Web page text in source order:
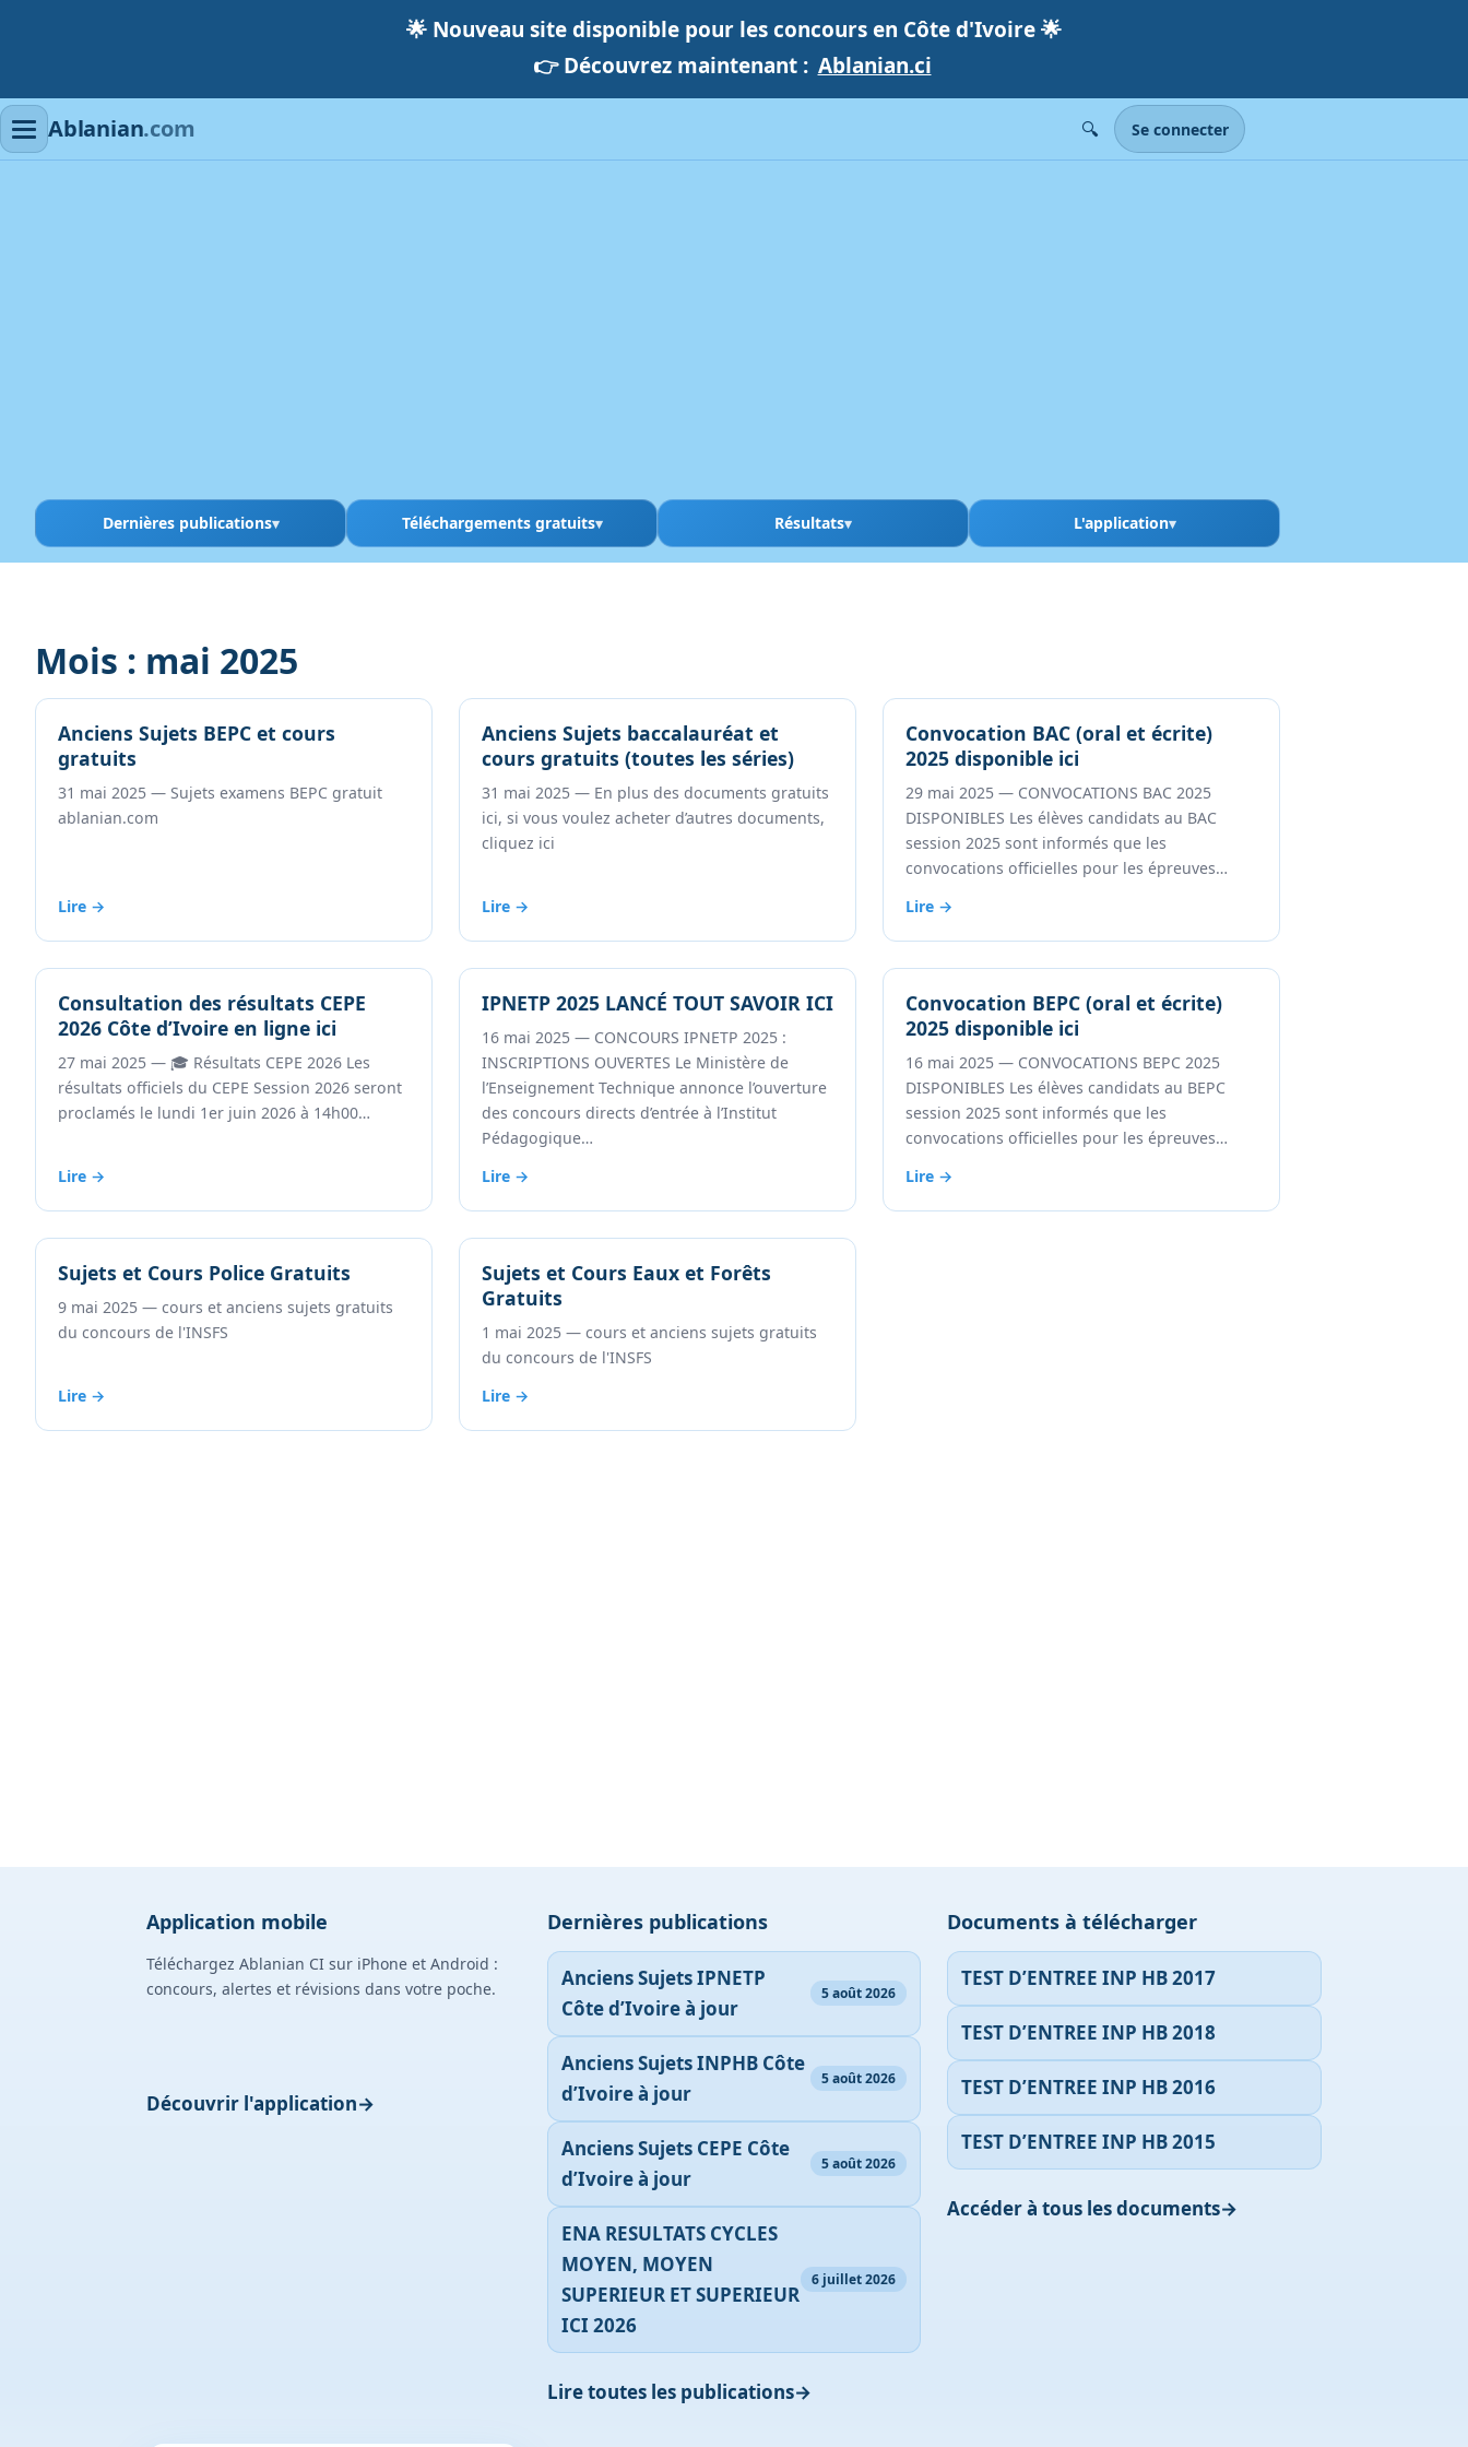
🌟 Nouveau site disponible pour les concours en Côte d'Ivoire🌟
👉 Découvrez maintenant : Ablanian.ci
Ablanian.com 🔍 Se connecter
Dernières publications Téléchargements gratuits Résultats L'application
Mois : mai 2025
Anciens Sujets BEPC et cours
gratuits
31 mai 2025 — Sujets examens BEPC gratuit
ablanian.com
Lire →
Anciens Sujets baccalauréat et
cours gratuits (toutes les séries)
31 mai 2025 — En plus des documents gratuits
ici, si vous voulez acheter d’autres documents,
cliquez ici
Lire →
Convocation BAC (oral et écrite)
2025 disponible ici
29 mai 2025 — CONVOCATIONS BAC 2025
DISPONIBLES Les élèves candidats au BAC
session 2025 sont informés que les
convocations officielles pour les épreuves…
Lire →
Consultation des résultats CEPE
2026 Côte d’Ivoire en ligne ici
27 mai 2025 — 🎓 Résultats CEPE 2026 Les
résultats officiels du CEPE Session 2026 seront
proclamés le lundi 1er juin 2026 à 14h00…
Lire →
IPNETP 2025 LANCÉ TOUT SAVOIR ICI
16 mai 2025 — CONCOURS IPNETP 2025 :
INSCRIPTIONS OUVERTES Le Ministère de
l’Enseignement Technique annonce l’ouverture
des concours directs d’entrée à l’Institut
Pédagogique…
Lire →
Convocation BEPC (oral et écrite)
2025 disponible ici
16 mai 2025 — CONVOCATIONS BEPC 2025
DISPONIBLES Les élèves candidats au BEPC
session 2025 sont informés que les
convocations officielles pour les épreuves…
Lire →
Sujets et Cours Police Gratuits
9 mai 2025 — cours et anciens sujets gratuits
du concours de l'INSFS
Lire →
Sujets et Cours Eaux et Forêts
Gratuits
1 mai 2025 — cours et anciens sujets gratuits
du concours de l'INSFS
Lire →
Application mobile
Téléchargez Ablanian CI sur iPhone et Android :
concours, alertes et révisions dans votre poche.
Découvrir l'application
Dernières publications
Anciens Sujets IPNETP
Côte d’Ivoire à jour
5 août 2026
Anciens Sujets INPHB Côte
d’Ivoire à jour
5 août 2026
Anciens Sujets CEPE Côte
d’Ivoire à jour
5 août 2026
ENA RESULTATS CYCLES
MOYEN, MOYEN
SUPERIEUR ET SUPERIEUR
ICI 2026
6 juillet 2026
Lire toutes les publications
Documents à télécharger
TEST D’ENTREE INP HB 2017
TEST D’ENTREE INP HB 2018
TEST D’ENTREE INP HB 2016
TEST D’ENTREE INP HB 2015
Accéder à tous les documents